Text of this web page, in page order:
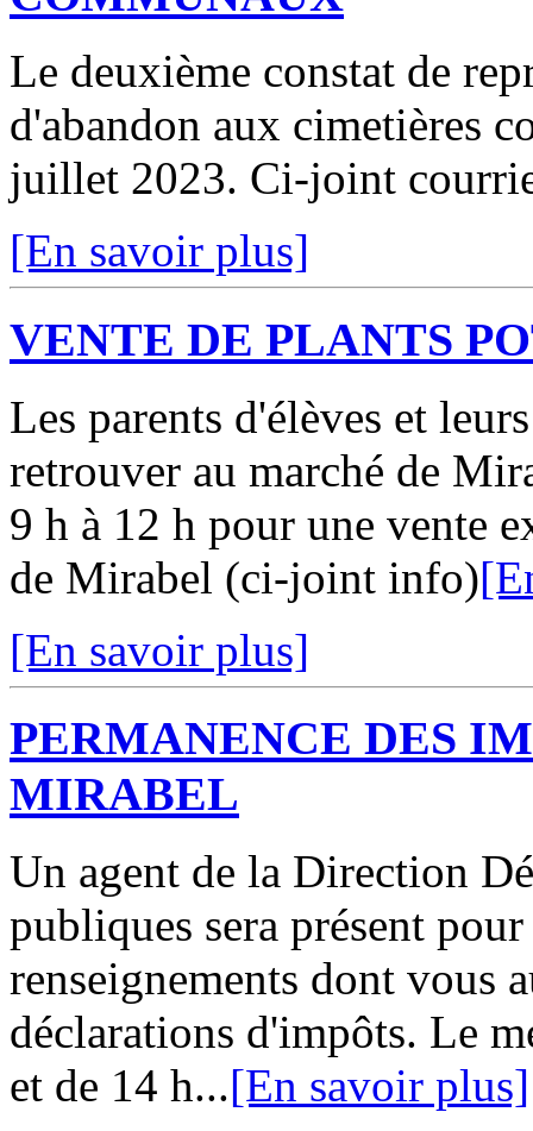
Le deuxième constat de
d'abandon aux cimetières
juillet 2023. Ci-joint
[En savoir plus]
VENTE DE PLANTS
Les parents d'élèves et
retrouver au marché de
9 h à 12 h pour une vente
de Mirabel (ci-joint info)
[En savoir plus]
PERMANENCE DES
MIRABEL
Un agent de la Direction
publiques sera présent
renseignements dont vous
déclarations d'impôts. Le
et de 14 h...[En savoir plus]